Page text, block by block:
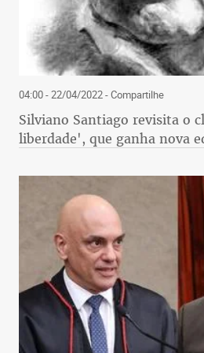
04:00 - 22/04/2022- Compartilhe
Silviano Santiago revisita o
liberdade', que ganha nova